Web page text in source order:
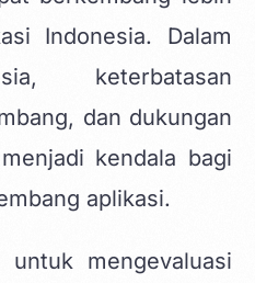
Indonesia. Dalam
keterbatasan
dan dukungan
kendala bagi
aplikasi.
mengevaluasi